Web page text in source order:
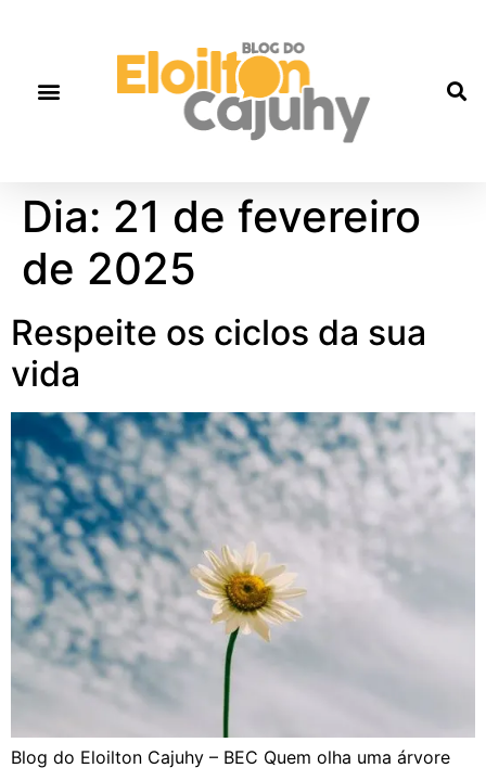
Dia: 21 de fevereiro
de 2025
Respeite os ciclos da sua
vida
Blog do Eloilton Cajuhy – BEC Quem olha uma árvore